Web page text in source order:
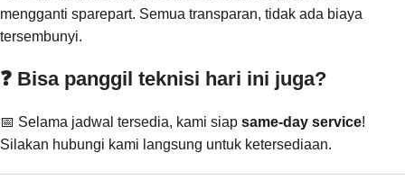
mengganti sparepart. Semua transparan, tidak ada biaya
tersembunyi.
❓ Bisa panggil teknisi hari ini juga?
📅 Selama jadwal tersedia, kami siap same-day service!
Silakan hubungi kami langsung untuk ketersediaan.